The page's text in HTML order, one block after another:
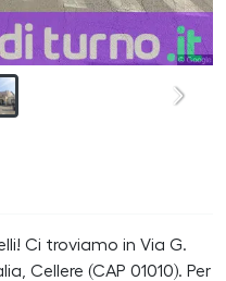
Ci troviamo in Via G.
Cellere (CAP 01010). Per